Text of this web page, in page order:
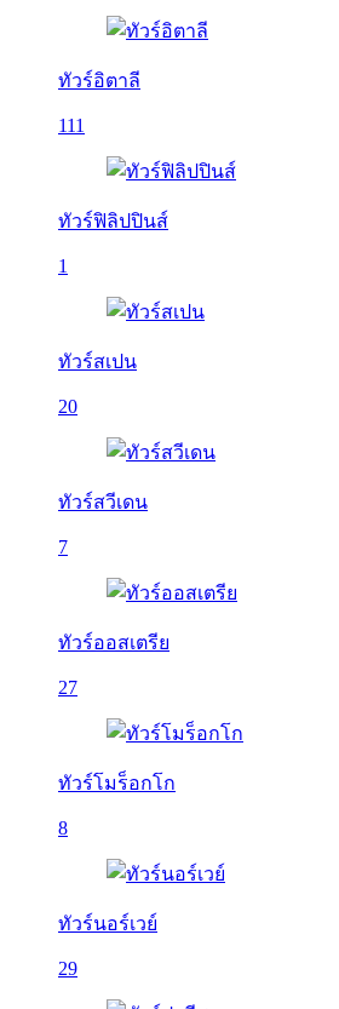
ทัวร์อิตาลี
111
ทัวร์ฟิลิปปินส์
1
ทัวร์สเปน
20
ทัวร์สวีเดน
7
ทัวร์ออสเตรีย
27
ทัวร์โมร็อกโก
8
ทัวร์นอร์เวย์
29